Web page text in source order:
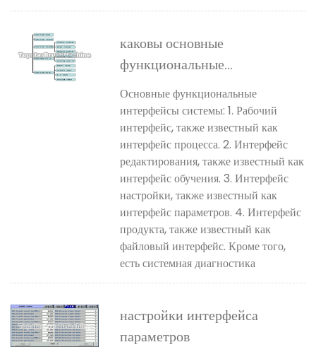
каковы основные
функциональные
интерфейсы?
Основные функциональные
интерфейсы системы: 1. Рабочий
интерфейс, также известный как
интерфейс процесса. 2. Интерфейс
редактирования, также известный как
интерфейс обучения. 3. Интерфейс
настройки, также известный как
интерфейс параметров. 4. Интерфейс
продукта, также известный как
файловый интерфейс. Кроме того,
есть системная диагностика
настройки интерфейса
параметров